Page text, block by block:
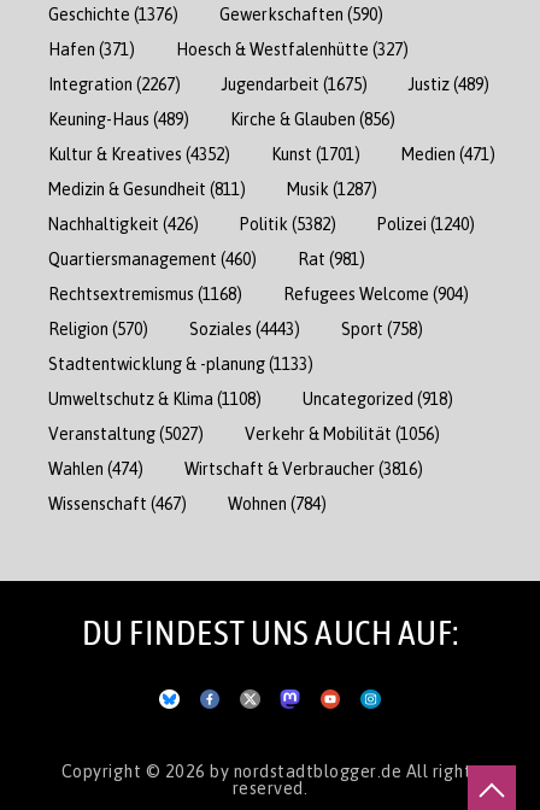
Geschichte (1376) Gewerkschaften (590)
Hafen (371) Hoesch & Westfalenhütte (327)
Integration (2267) Jugendarbeit (1675) Justiz(489)
Keuning-Haus (489) Kirche & Glauben (856)
Kultur & Kreatives (4352) Kunst (1701) Medien (471)
Medizin & Gesundheit (811) Musik (1287)
Nachhaltigkeit (426) Politik (5382) Polizei (1240)
Quartiersmanagement (460) Rat (981)
Rechtsextremismus (1168) Refugees Welcome (904)
Religion (570) Soziales (4443) Sport (758)
Stadtentwicklung & -planung(1133)
Umweltschutz & Klima (1108) Uncategorized (918)
Veranstaltung(5027) Verkehr & Mobilität (1056)
Wahlen (474) Wirtschaft & Verbraucher(3816)
Wissenschaft (467) Wohnen (784)
DU FINDEST UNS AUCH AUF:
Copyright © 2026 by nordstadtblogger.de All rights
reserved.